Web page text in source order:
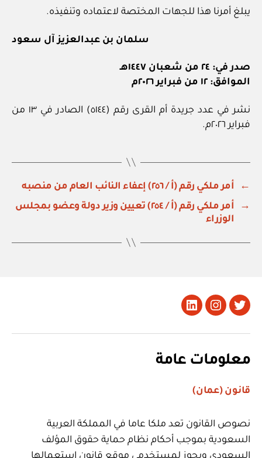
يبلغ أمرنا هذا للجهات المختصة لاعتماده وتنفيذه.
سلمان بن عبدالعزيز آل سعود
صدر في: ٢٤ من شعبان ١٤٤٧هـ
الموافق: ١٢ من فبراير ٢٠٢٦م
نشر في عدد جريدة أم القرى رقم (٥١٤٤) الصادر في ١٣ من
فبراير ٢٠٢٦م.
←
أمر ملكي رقم (أ / ٢٥٦) إعفاء النائب العام من منصبه
→
أمر ملكي رقم (أ / ٢٥٤) تعيين وزير دولة وعضو بمجلس
الوزراء
تويتر Instagram
LinkedIn
معلومات عامة
قانون (عمان)
نصوص القانون تعد ملكا عاما في المملكة العربية
السعودية بموجب أحكام نظام حماية حقوق المؤلف